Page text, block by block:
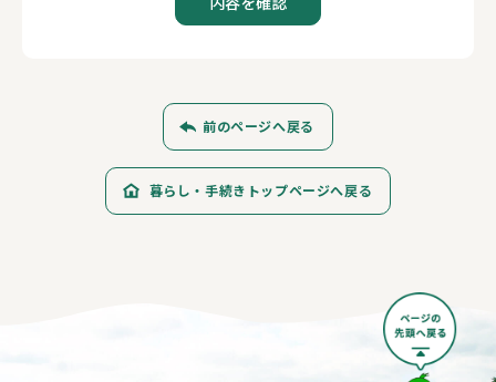
前のページへ戻る
暮らし・手続きトップページへ戻る